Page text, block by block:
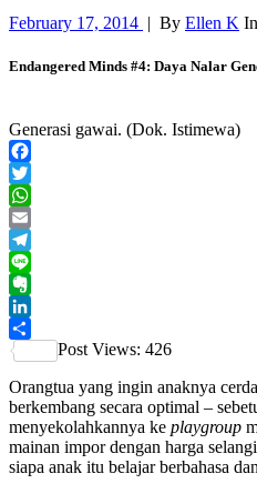
February 17, 2014 | By Ellen K In
Endangered Minds #4: Daya Nalar
Generasi gawai. (Dok. Istimewa)
Facebook
Twitter
WhatsApp
Email
Telegram
Line
Evernote
LinkedIn
Share
Post Views: 426
Orangtua yang ingin anaknya
berkembang secara optimal –
menyekolahkannya ke playgroup
mainan impor dengan harga
siapa anak itu belajar berbahasa